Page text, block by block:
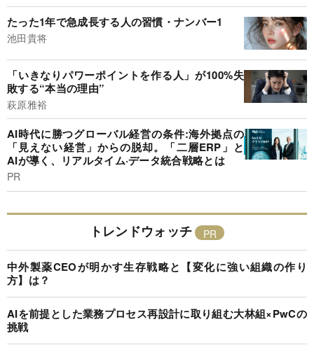
たった1年で急成長する人の習慣・ナンバー1
池田貴将
「いきなりパワーポイントを作る人」が100%失
敗する“本当の理由”
萩原雅裕
AI時代に勝つグローバル経営の条件:海外拠点の
「見えない経営」からの脱却。「二層ERP」と
AIが導く、リアルタイム·データ統合戦略とは
PR
トレンドウォッチ
中外製薬CEOが明かす生存戦略と【変化に強い組織の作り
方】は？
AIを前提とした業務プロセス再設計に取り組む大林組×PwCの
挑戦